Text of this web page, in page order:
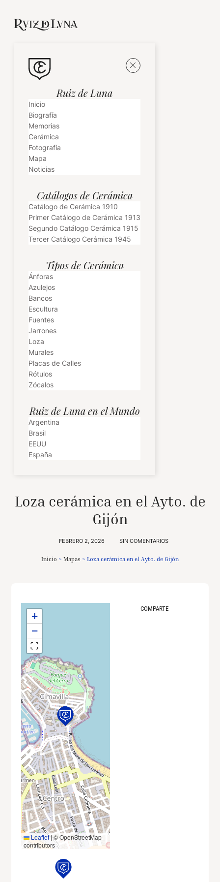
Ruiz de Luna
Inicio
Biografía
Memorias
Cerámica
Fotografía
Mapa
Noticias
Catálogos de Cerámica
Catálogo de Cerámica 1910
Primer Catálogo de Cerámica 1913
Segundo Catálogo Cerámica 1915
Tercer Catálogo Cerámica 1945
Tipos de Cerámica
Ánforas
Azulejos
Bancos
Escultura
Fuentes
Jarrones
Loza
Murales
Placas de Calles
Rótulos
Zócalos
Ruiz de Luna en el Mundo
Argentina
Brasil
EEUU
España
Loza cerámica en el Ayto. de
Gijón
FEBRERO 2, 2026 SIN COMENTARIOS
Inicio > Mapas > Loza cerámica en el Ayto. de Gijón
COMPARTE
+
−
Leaflet|© OpenStreetMap
contributors